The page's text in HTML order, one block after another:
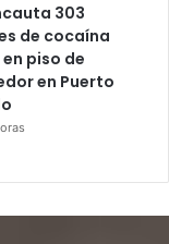
303
de cocaína
piso de
en Puerto